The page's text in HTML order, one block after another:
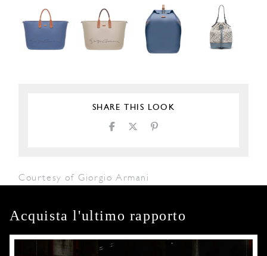
SHARE THIS LOOK
Courtesy of Giorgio Armani
Acquista l'ultimo rapporto